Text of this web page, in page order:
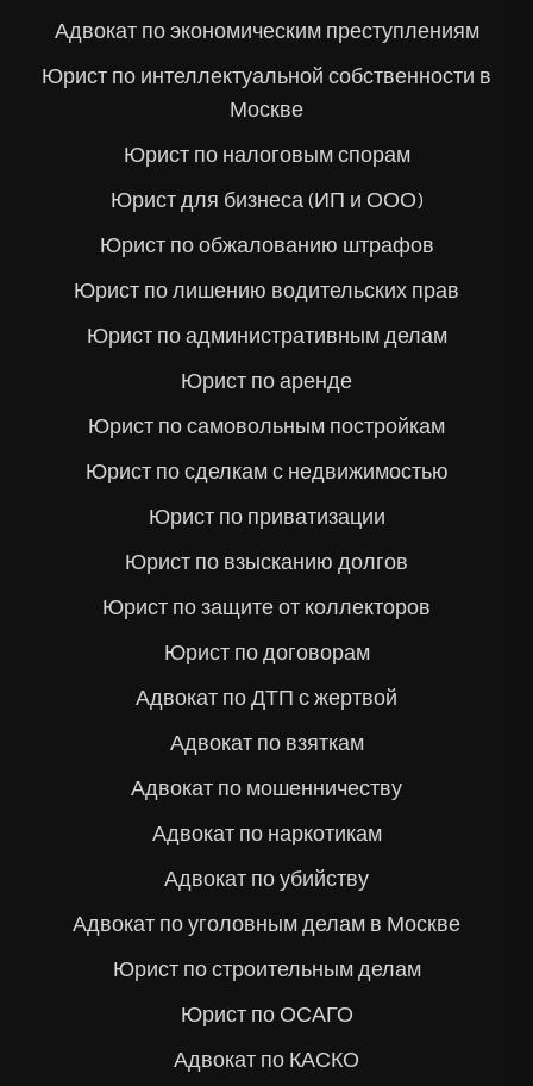
Адвокат по экономическим преступлениям
Юрист по интеллектуальной собственности в
Москве
Юрист по налоговым спорам
Юрист для бизнеса (ИП и ООО)
Юрист по обжалованию штрафов
Юрист по лишению водительских прав
Юрист по административным делам
Юрист по аренде
Юрист по самовольным постройкам
Юрист по сделкам с недвижимостью
Юрист по приватизации
Юрист по взысканию долгов
Юрист по защите от коллекторов
Юрист по договорам
Адвокат по ДТП с жертвой
Адвокат по взяткам
Адвокат по мошенничеству
Адвокат по наркотикам
Адвокат по убийству
Адвокат по уголовным делам в Москве
Юрист по строительным делам
Юрист по ОСАГО
Адвокат по КАСКО